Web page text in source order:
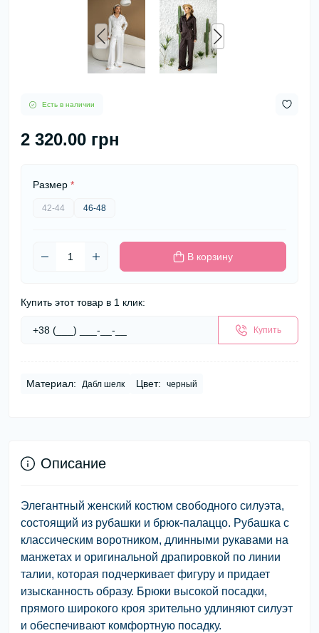
Есть в наличии
2 320.00 грн
Размер *
42-44 46-48
В корзину
Купить этот товар в 1 клик:
Купить
Материал: Дабл шелк Цвет: черный
Описание
Элегантный женский костюм свободного силуэта,
состоящий из рубашки и брюк-палаццо. Рубашка с
классическим воротником, длинными рукавами на
манжетах и оригинальной драпировкой по линии
талии, которая подчеркивает фигуру и придает
изысканность образу. Брюки высокой посадки,
прямого широкого кроя зрительно удлиняют силуэт
и обеспечивают комфортную посадку.